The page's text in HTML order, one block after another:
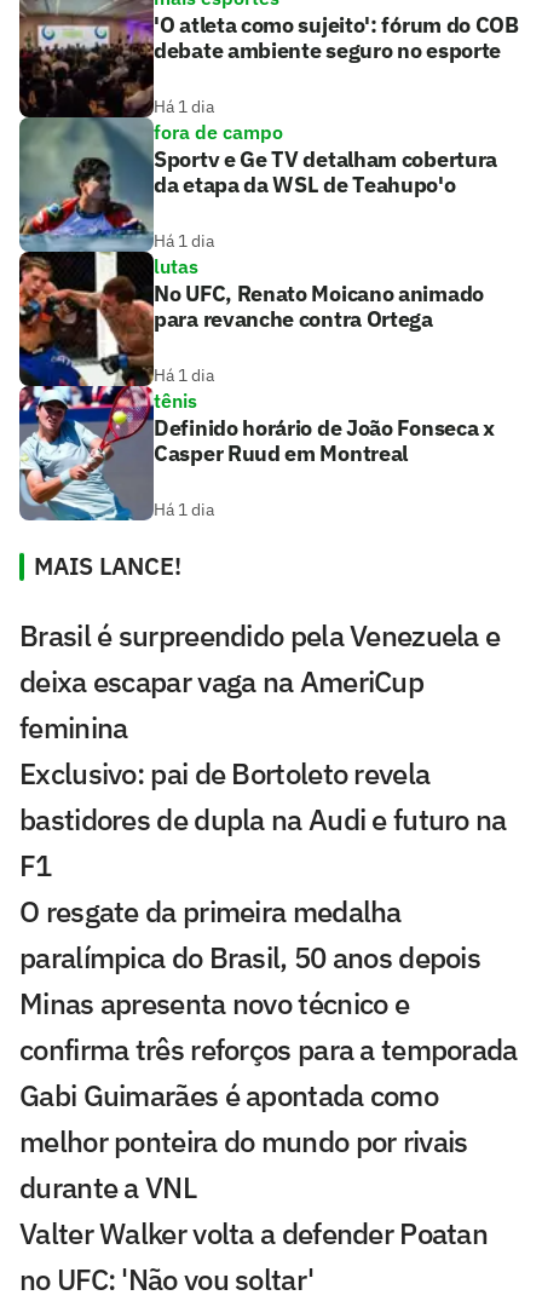
'O atleta como sujeito': fórum do COB
debate ambiente seguro no esporte
Há 1 dia
fora de campo
Sportv e Ge TV detalham cobertura
da etapa da WSL de Teahupo'o
Há 1 dia
lutas
No UFC, Renato Moicano animado
para revanche contra Ortega
Há 1 dia
tênis
Definido horário de João Fonseca x
Casper Ruud em Montreal
Há 1 dia
MAIS LANCE!
Brasil é surpreendido pela Venezuela e
deixa escapar vaga na AmeriCup
feminina
Exclusivo: pai de Bortoleto revela
bastidores de dupla na Audi e futuro na
F1
O resgate da primeira medalha
paralímpica do Brasil, 50 anos depois
Minas apresenta novo técnico e
confirma três reforços para a temporada
Gabi Guimarães é apontada como
melhor ponteira do mundo por rivais
durante a VNL
Valter Walker volta a defender Poatan
no UFC: 'Não vou soltar'